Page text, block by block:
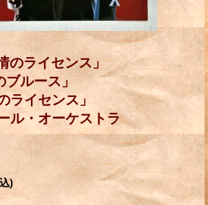
のライセンス」
ルース」
ライセンス」
ル・オーケストラ
)